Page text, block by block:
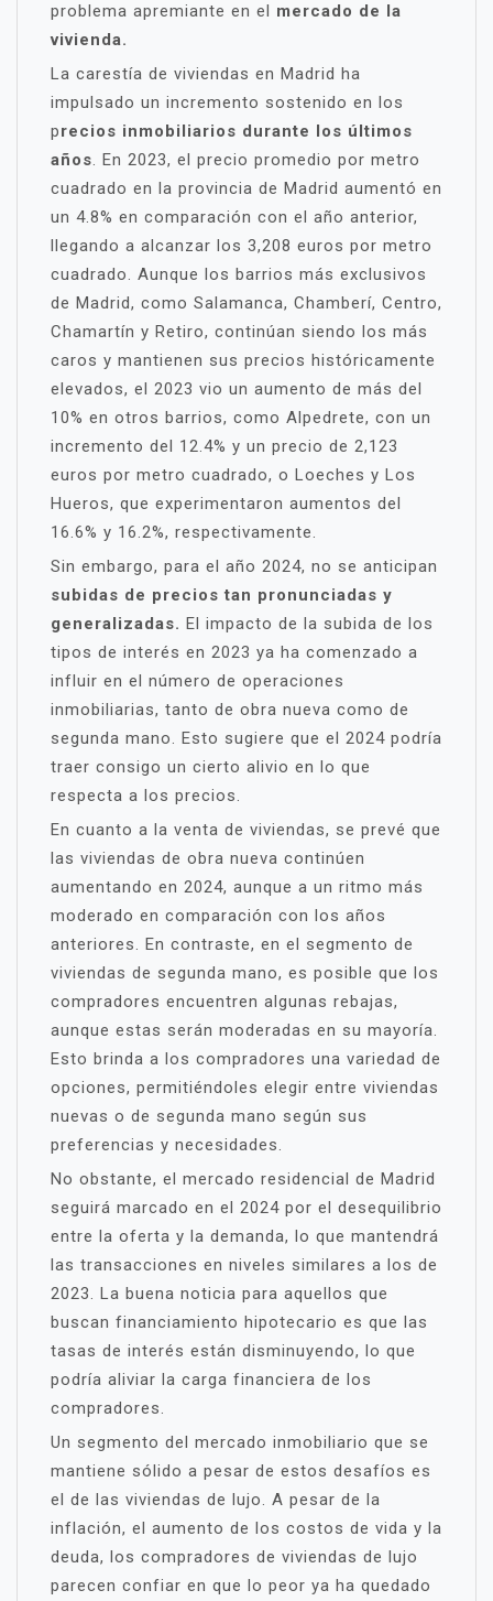
problema apremiante en el mercado de la
vivienda.
La carestía de viviendas en Madrid ha
impulsado un incremento sostenido en los
precios inmobiliarios durante los últimos
años. En 2023, el precio promedio por metro
cuadrado en la provincia de Madrid aumentó en
un 4.8% en comparación con el año anterior,
llegando a alcanzar los 3,208 euros por metro
cuadrado. Aunque los barrios más exclusivos
de Madrid, como Salamanca, Chamberí, Centro,
Chamartín y Retiro, continúan siendo los más
caros y mantienen sus precios históricamente
elevados, el 2023 vio un aumento de más del
10% en otros barrios, como Alpedrete, con un
incremento del 12.4% y un precio de 2,123
euros por metro cuadrado, o Loeches y Los
Hueros, que experimentaron aumentos del
16.6% y 16.2%, respectivamente.
Sin embargo, para el año 2024, no se anticipan
subidas de precios tan pronunciadas y
generalizadas. El impacto de la subida de los
tipos de interés en 2023 ya ha comenzado a
influir en el número de operaciones
inmobiliarias, tanto de obra nueva como de
segunda mano. Esto sugiere que el 2024 podría
traer consigo un cierto alivio en lo que
respecta a los precios.
En cuanto a la venta de viviendas, se prevé que
las viviendas de obra nueva continúen
aumentando en 2024, aunque a un ritmo más
moderado en comparación con los años
anteriores. En contraste, en el segmento de
viviendas de segunda mano, es posible que los
compradores encuentren algunas rebajas,
aunque estas serán moderadas en su mayoría.
Esto brinda a los compradores una variedad de
opciones, permitiéndoles elegir entre viviendas
nuevas o de segunda mano según sus
preferencias y necesidades.
No obstante, el mercado residencial de Madrid
seguirá marcado en el 2024 por el desequilibrio
entre la oferta y la demanda, lo que mantendrá
las transacciones en niveles similares a los de
2023. La buena noticia para aquellos que
buscan financiamiento hipotecario es que las
tasas de interés están disminuyendo, lo que
podría aliviar la carga financiera de los
compradores.
Un segmento del mercado inmobiliario que se
mantiene sólido a pesar de estos desafíos es
el de las viviendas de lujo. A pesar de la
inflación, el aumento de los costos de vida y la
deuda, los compradores de viviendas de lujo
parecen confiar en que lo peor ya ha quedado